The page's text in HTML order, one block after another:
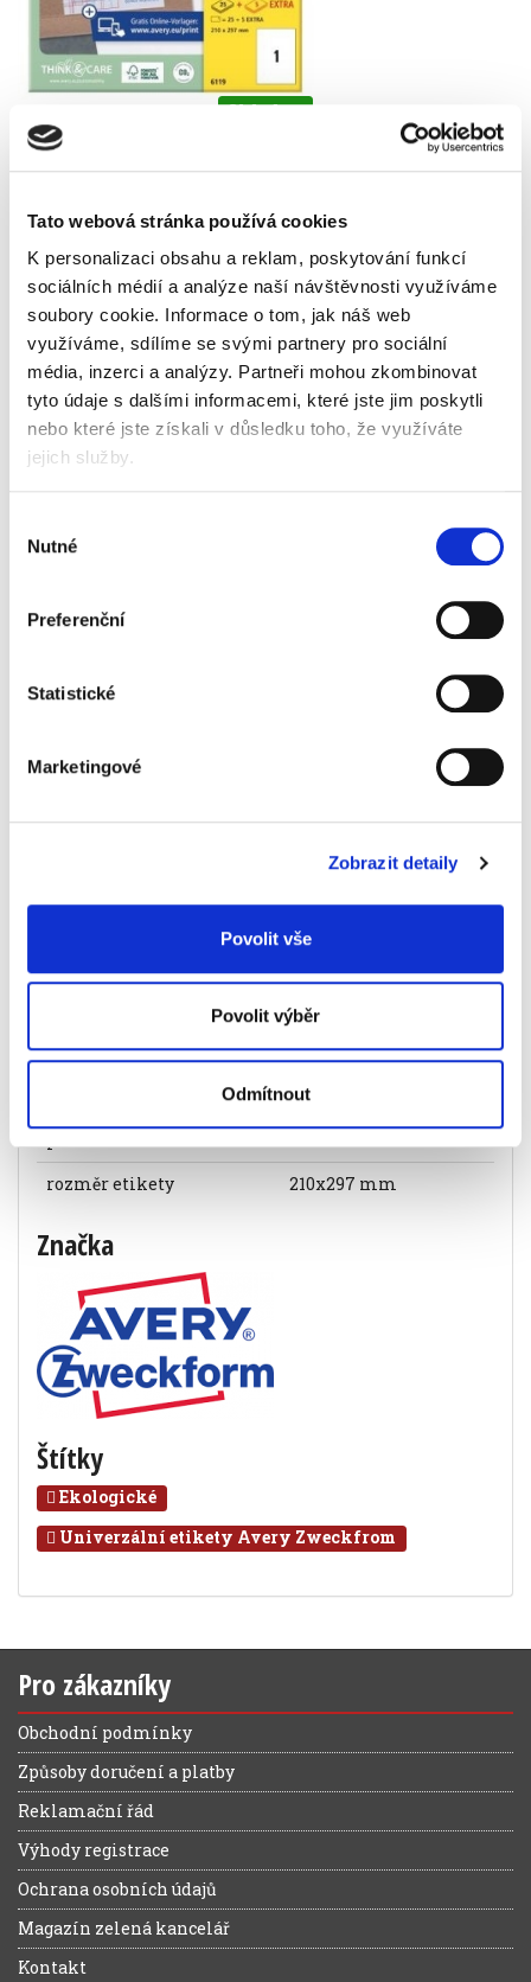
Tato webová stránka používá cookies
K personalizaci obsahu a reklam, poskytování funkcí
sociálních médií a analýze naší návštěvnosti využíváme
soubory cookie. Informace o tom, jak náš web
využíváme, sdílíme se svými partnery pro sociální
média, inzerci a analýzy. Partneři mohou zkombinovat
tyto údaje s dalšími informacemi, které jste jim poskytli
nebo které jste získali v důsledku toho, že využíváte
jejich služby.
souhlasu
Nutné
Preferenční
Statistické
Marketingové
Zobrazit detaily
Povolit vše
Povolit výběr
Odmítnout
Skladem
Popis Alternativní produkty
univerzální etikety
vhodné pro všechny standardní laserové,
ostrý tisk, který se nerozmazává
etikety mají certifikaci FSC
1 etiketa na listě A4
balení 25 + 5 listů
Informace o produktu
210x297 mm, bílé, 25+5 listů
Specifikace produktu
Objednací číslo
915302102973
bílá
rozměr etikety
210x297 mm
Značka
Štítky
Ekologické
Univerzální etikety Avery Zweckfrom
Pro zákazníky
Obchodní podmínky
Způsoby doručení a platby
Reklamační řád
Výhody registrace
Ochrana osobních údajů
Magazín zelená kancelář
Kontakt